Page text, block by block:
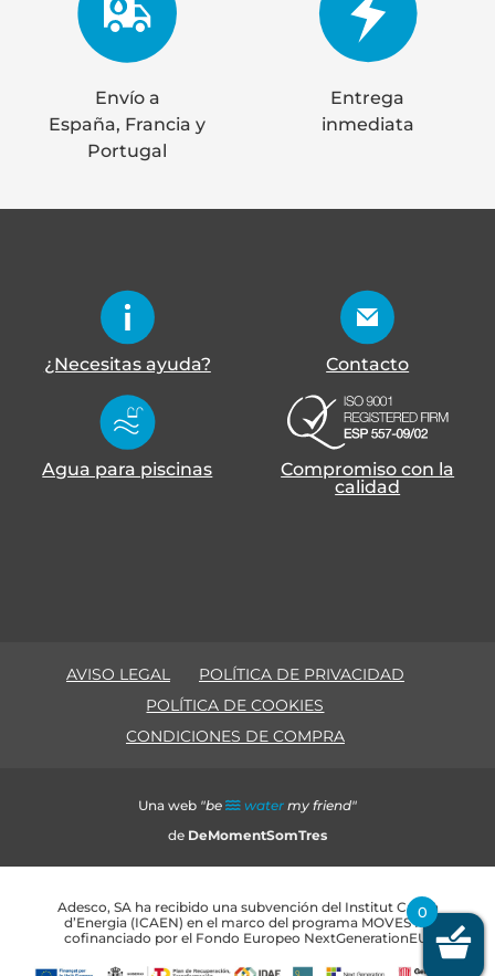
Envío a
España, Francia y
Portugal
Entrega
inmediata
¿Necesitas ayuda? Contacto
Agua para piscinas
Compromiso con la
calidad
AVISO LEGAL
POLÍTICA DE PRIVACIDAD
POLÍTICA DE COOKIES
CONDICIONES DE COMPRA
Una web "be watermy friend"
de DeMomentSomTres
Adesco, SA ha recibido una subvención del Institut Català
d’Energia (ICAEN) en el marco del programa MOVES III,
cofinanciado por el Fondo Europeo NextGenerationEU.
0